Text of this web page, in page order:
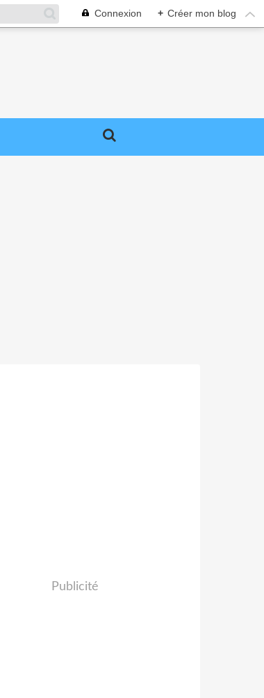
Connexion + Créer mon blog
Publicité